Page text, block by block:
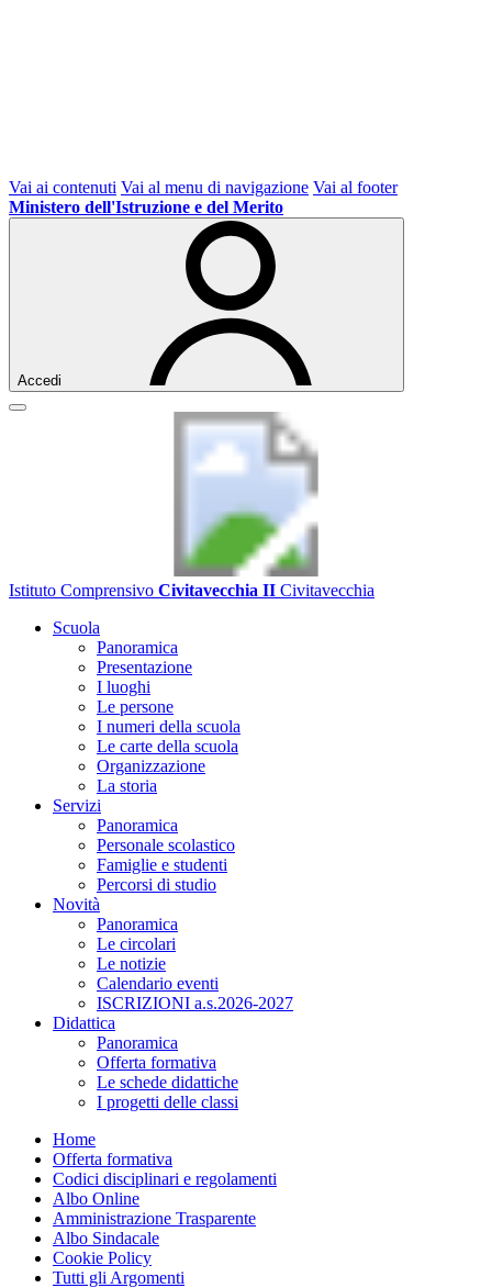
Vai ai contenuti Vai al menu di navigazione Vai al footer
Ministero dell'Istruzione e del Merito
Accedi
Istituto Comprensivo Civitavecchia II Civitavecchia
Scuola
Panoramica
Presentazione
I luoghi
Le persone
I numeri della scuola
Le carte della scuola
Organizzazione
La storia
Servizi
Panoramica
Personale scolastico
Famiglie e studenti
Percorsi di studio
Novità
Panoramica
Le circolari
Le notizie
Calendario eventi
ISCRIZIONI a.s.2026-2027
Didattica
Panoramica
Offerta formativa
Le schede didattiche
I progetti delle classi
Home
Offerta formativa
Codici disciplinari e regolamenti
Albo Online
Amministrazione Trasparente
Albo Sindacale
Cookie Policy
Tutti gli Argomenti